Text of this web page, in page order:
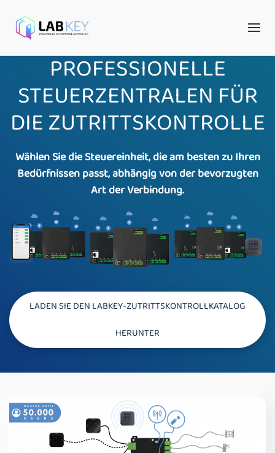
PROFESSIONELLE
STEUERZENTRALEN FÜR
DIE ZUTRITTSKONTROLLE
Wählen Sie die Steuereinheit, die am besten zu Ihren
Bedürfnissen passt, abhängig von der bevorzugten
Art der Verbindung.
LADEN SIE DEN LABKEY-ZUTRITTSKONTROLLKATALOG
HERUNTER